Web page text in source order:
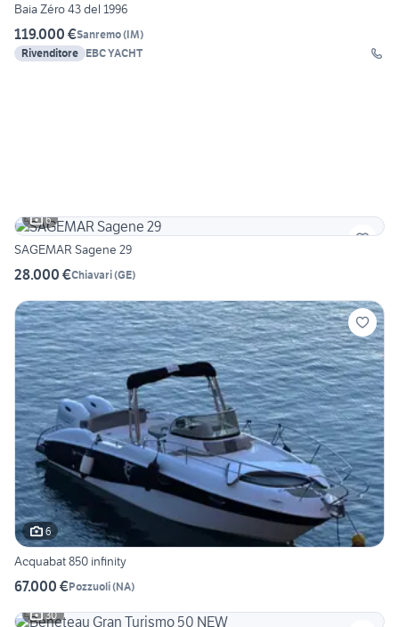
Baia Zéro 43 del 1996
119.000 €Sanremo(IM)
Rivenditore EBC YACHT
6
SAGEMAR Sagene 29
28.000 €Chiavari(GE)
6
Acquabat 850 infinity
67.000 €Pozzuoli(NA)
30